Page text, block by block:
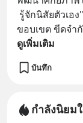
ขอบเขต ขีดจำ
ดูเพิ่มเติม
บันทึก
กำลังนิยม